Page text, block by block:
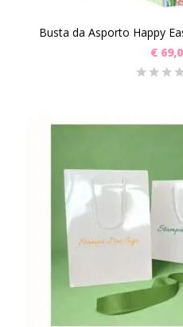
Busta da Asporto Happy
€